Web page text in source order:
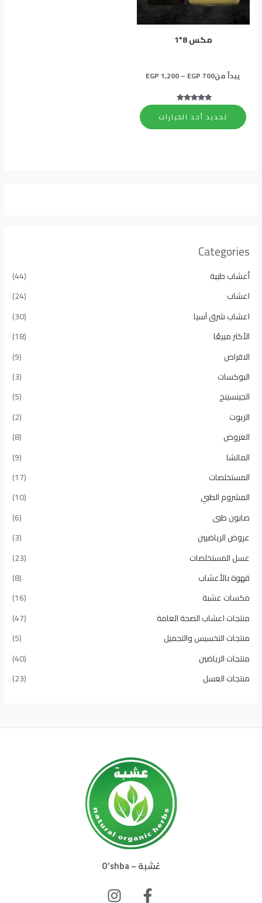
Categories
أعشاب طبية
(44)
اعشاب
(24)
اعشاب شرق آسيا
(30)
الأكثر مبيعًا​
(18)
الاقراص
(9)
البوكسات
(3)
الجينسينج
(5)
الزيوت
(2)
العروض
(8)
الماتشا
(9)
المستخلصات
(17)
المشروم الطبي
(10)
صابون طبى
(6)
عروض الرياضيين
(3)
عسل المستخلصات
(23)
قهوة بالأعشاب
(8)
مكسات عشبة
(16)
منتجات اعشاب الصحة العامة
(47)
منتجات التخسيس والتجميل
(5)
منتجات الرياضين
(40)
منتجات العسل
(23)
مكس 8*1
يبدأ من EGP700
–
EGP1,200
من 5
تحديد أحد الخيارات
المنتج.
يمكن
عُشبة – O’shba